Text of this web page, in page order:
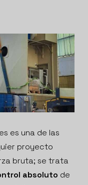
es una de las
proyecto
bruta; se trata
absoluto de